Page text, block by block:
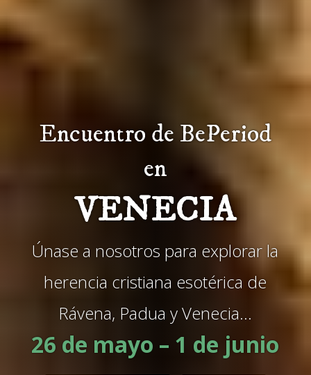
Encuentro de BePeriod
en
VENECIA
Únase a nosotros para explorar la
herencia cristiana esotérica de
Rávena, Padua y Venecia…
26 de mayo – 1 de junio